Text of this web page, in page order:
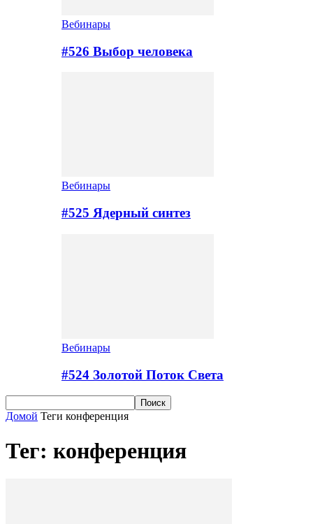
Вебинары
#526 Выбор человека
Вебинары
#525 Ядерный синтез
Вебинары
#524 Золотой Поток Cвета
Домой Теги конференция
Тег: конференция